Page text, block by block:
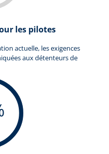
les pilotes
actuelle, les exigences
aux détenteurs de